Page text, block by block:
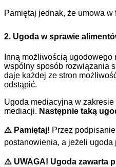
Pamiętaj jednak, że umowa
2. Ugoda w sprawie
Inną możliwością
wspólny sposób rozwiązania
daje każdej ze stron
odstąpić.
Ugoda mediacyjna w
mediacji. Następnie taką
⚠️ Pamiętaj! Przez
postanowienia, a jeżeli
⚠️ UWAGA! Ugoda zawarta